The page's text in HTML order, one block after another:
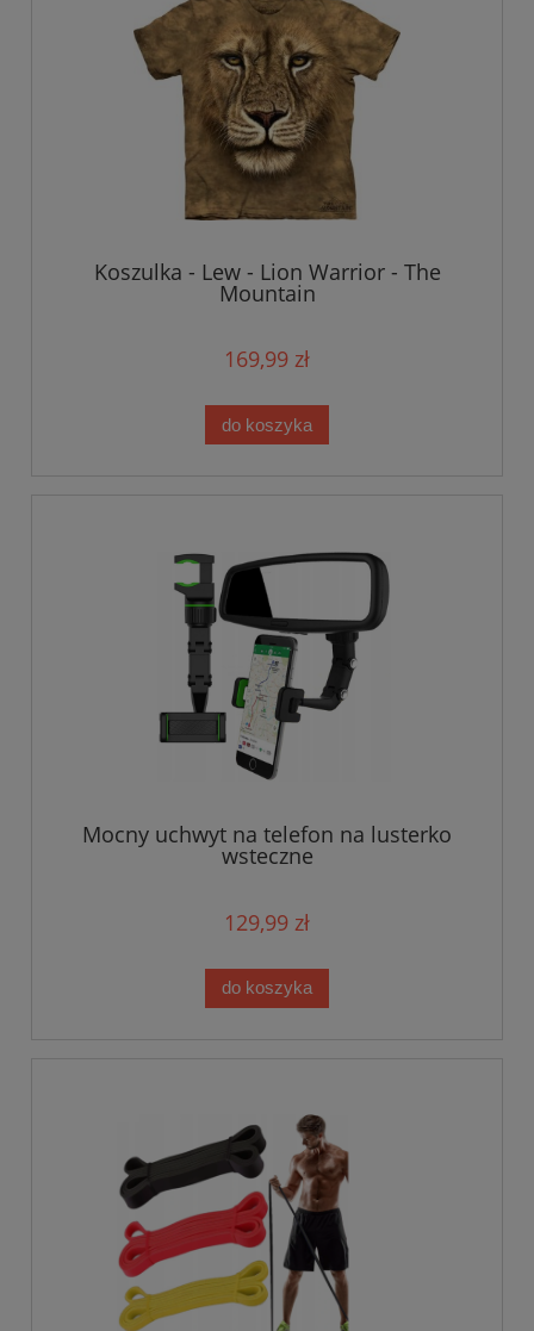
Koszulka - Lew - Lion Warrior - The
Mountain
169,99 zł
do koszyka
Mocny uchwyt na telefon na lusterko
wsteczne
129,99 zł
do koszyka